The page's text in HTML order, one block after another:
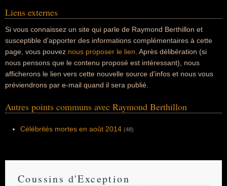
Liens externes
Si vous connaissez un site qui parle de Raymond Berthillon et
susceptible d'apporter des informations complémentaires à cette
page, vous pouvez nous proposer le lien . Après délibération (si
nous pensons que le contenu proposé est intéressant), nous
afficherons le lien vers cette nouvelle source d'infos et nous vous
préviendrons par e-mail quand il sera publié.
Autres points communs avec Raymond Berthillon
Célébrités mortes en août 2014 (48)
Coussins d'Exception